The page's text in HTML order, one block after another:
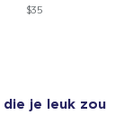
$35
die je leuk zou